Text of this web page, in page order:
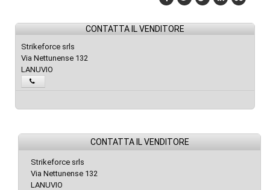
CONTATTA IL VENDITORE
Strikeforce srls
Via Nettunense 132
LANUVIO
CONTATTA IL VENDITORE
Strikeforce srls
Via Nettunense 132
LANUVIO